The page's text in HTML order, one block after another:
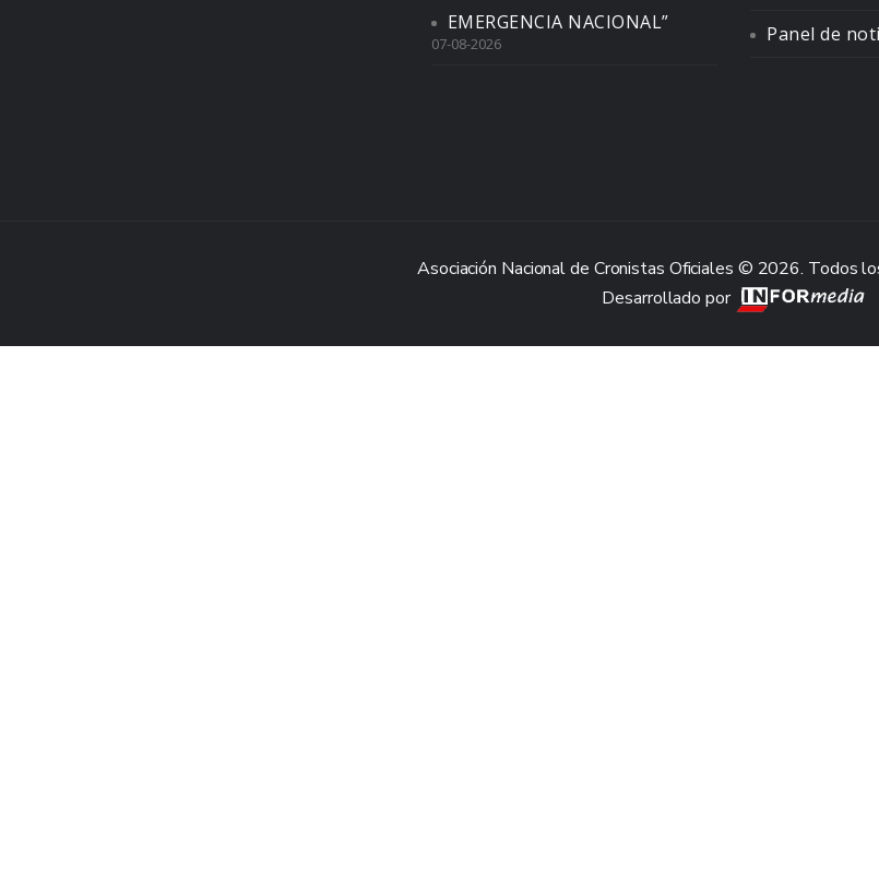
EMERGENCIA NACIONAL”
07-08-2026
Panel de
Asociación Nacional de Cronistas Oficiales © 2026. Todos
Desarrollado por